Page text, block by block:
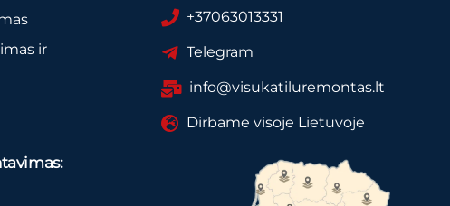
ir
+37063013331
Telegram
info@visukatiluremontas.lt
Dirbame visoje Lietuvoje